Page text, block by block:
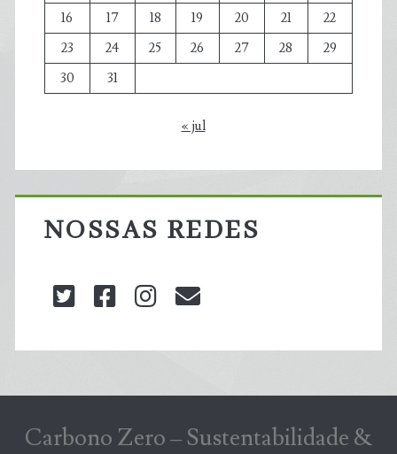
16
17 18 19 20 21
22
23
24 25 26 27 28
29
30
31
« jul
NOSSAS REDES
twitterfacebookinstagram
Carbono Zero – Sustentabilidade &